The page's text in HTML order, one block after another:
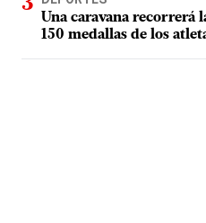
Una caravana recorrerá
150 medallas de los